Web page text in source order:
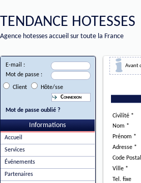
TENDANCE HOTESSES
Agence hotesses accueil sur toute la France
E-mail :
Mot de passe :
Client Hôte/sse
Mot de passe oublié ?
Informations
Accueil
Services
Événements
Partenaires
Avant
Civilité *
Nom *
Prénom *
Adresse *
Code
Ville *
Tel. fixe